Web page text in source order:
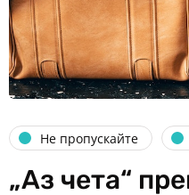
Не пропускайте
„Аз чета“